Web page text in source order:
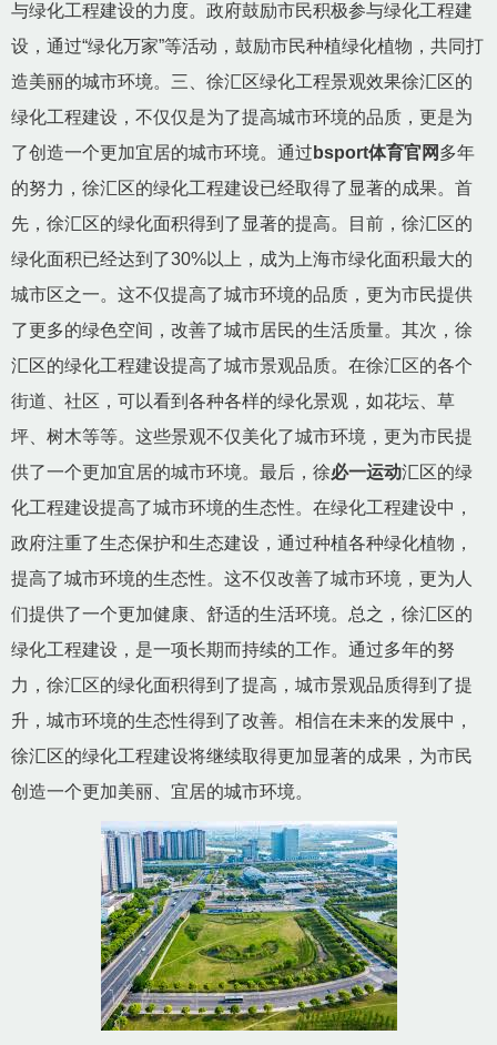
与绿化工程建设的力度。政府鼓励市民积极参与绿化工程建
设，通过“绿化万家”等活动，鼓励市民种植绿化植物，共同打
造美丽的城市环境。三、徐汇区绿化工程景观效果徐汇区的
绿化工程建设，不仅仅是为了提高城市环境的品质，更是为
了创造一个更加宜居的城市环境。通过 bsport体育官网 多年
的努力，徐汇区的绿化工程建设已经取得了显著的成果。首
先，徐汇区的绿化面积得到了显著的提高。目前，徐汇区的
绿化面积已经达到了30%以上，成为上海市绿化面积最大的
城市区之一。这不仅提高了城市环境的品质，更为市民提供
了更多的绿色空间，改善了城市居民的生活质量。其次，徐
汇区的绿化工程建设提高了城市景观品质。在徐汇区的各个
街道、社区，可以看到各种各样的绿化景观，如花坛、草
坪、树木等等。这些景观不仅美化了城市环境，更为市民提
供了一个更加宜居的城市环境。最后，徐必一运动汇区的绿
化工程建设提高了城市环境的生态性。在绿化工程建设中，
政府注重了生态保护和生态建设，通过种植各种绿化植物，
提高了城市环境的生态性。这不仅改善了城市环境，更为人
们提供了一个更加健康、舒适的生活环境。总之，徐汇区的
绿化工程建设，是一项长期而持续的工作。通过多年的努
力，徐汇区的绿化面积得到了提高，城市景观品质得到了提
升，城市环境的生态性得到了改善。相信在未来的发展中，
徐汇区的绿化工程建设将继续取得更加显著的成果，为市民
创造一个更加美丽、宜居的城市环境。